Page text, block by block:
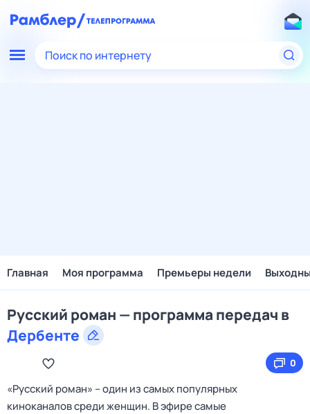
Поиск по интернету
Главная Моя программа Премьеры недели
Русский роман — программа передач в
Дербенте
0
«Русский роман» – один из самых популярных
киноканалов среди женщин. В эфире самые